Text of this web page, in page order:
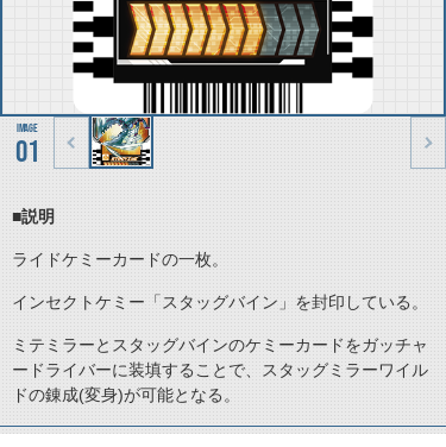
01
■説明
ライドケミーカードの一枚。
インセクトケミー「スタッグバイン」を封印している。
ミテミラーとスタッグバインのケミーカードをガッチャ
ードライバーに装填することで、スタッグミラーワイル
ドの錬成(変身)が可能となる。